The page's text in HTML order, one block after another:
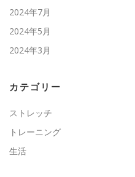
2024年7月
2024年5月
2024年3月
カテゴリー
ストレッチ
トレーニング
生活